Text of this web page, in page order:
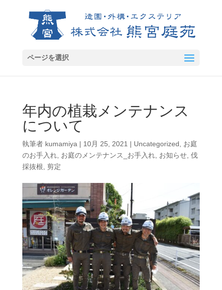
ページを選択
年内の植栽メンテナンス
について
執筆者 kumamiya | 10月 25, 2021 | Uncategorized
お庭
のお手入れ, お庭のメンテナンス_お手入れ, お知らせ, 伐
採抜根 剪定